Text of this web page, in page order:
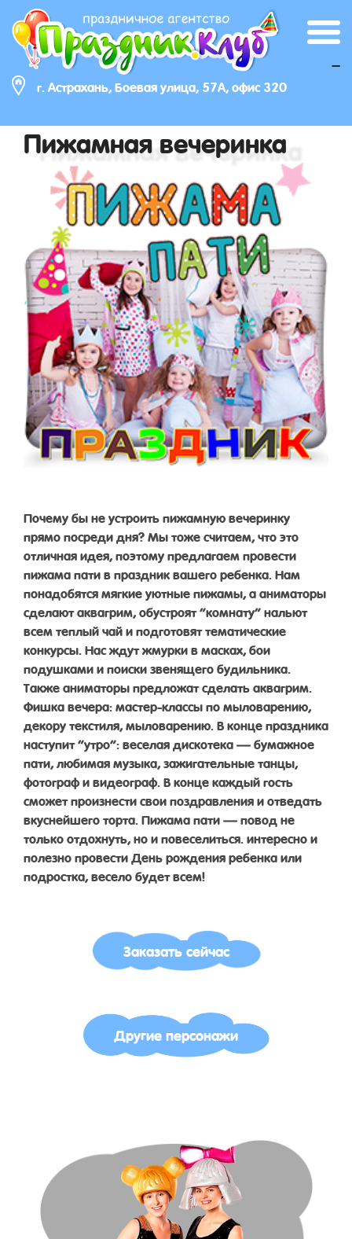
г. Астрахань, Боевая улица, 57А, офис 320
_
Пижамная вечеринка
Почему бы не устроить пижамную вечеринку
прямо посреди дня? Мы тоже считаем, что это
отличная идея, поэтому предлагаем провести
пижама пати в праздник вашего ребенка. Нам
понадобятся мягкие уютные пижамы, а аниматоры
сделают аквагрим, обустроят “комнату” нальют
всем теплый чай и подготовят тематические
конкурсы. Нас ждут жмурки в масках, бои
подушками и поиски звенящего будильника.
Также аниматоры предложат сделать аквагрим.
Фишка вечера: мастер-классы по мыловарению,
декору текстиля, мыловарению. В конце праздника
наступит “утро”: веселая дискотека — бумажное
пати, любимая музыка, зажигательные танцы,
фотограф и видеограф. В конце каждый гость
сможет произнести свои поздравления и отведать
вкуснейшего торта. Пижама пати — повод не
только отдохнуть, но и повеселиться. интересно и
полезно провести День рождения ребенка или
подростка, весело будет всем!
Заказать сейчас
Другие персонажи